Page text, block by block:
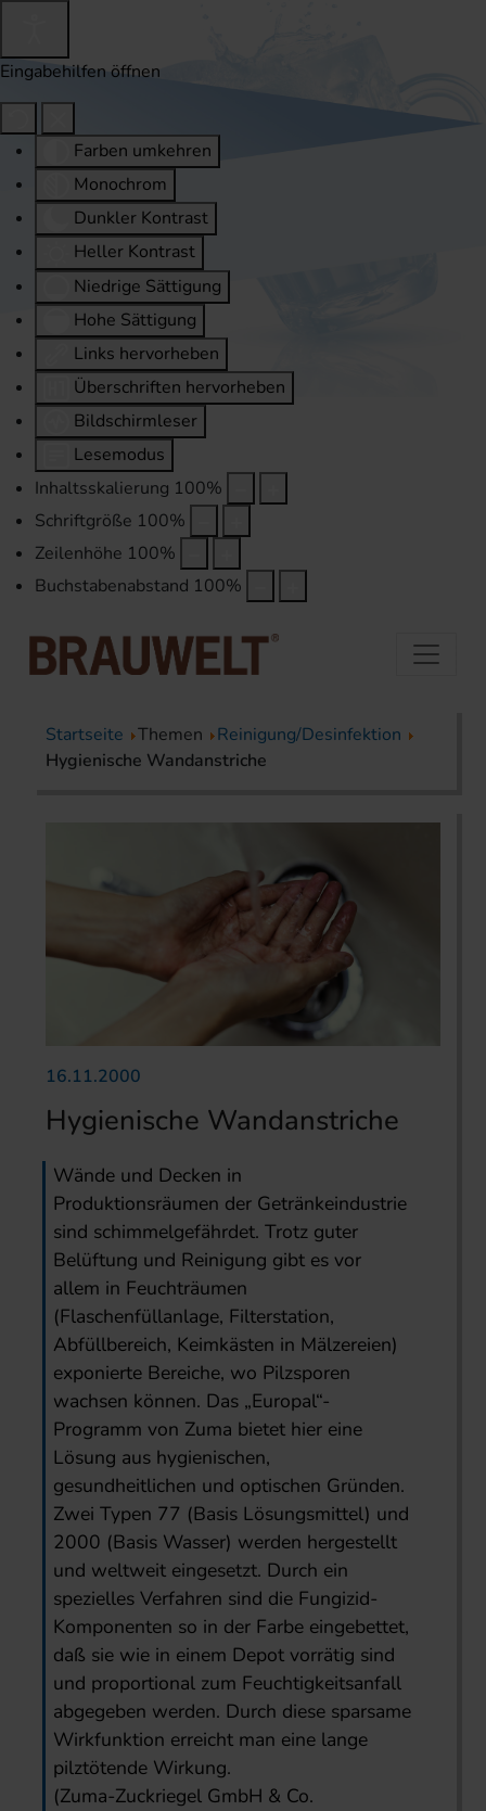
Eingabehilfen öffnen
Farben umkehren
Monochrom
Dunkler Kontrast
Heller Kontrast
Niedrige Sättigung
Hohe Sättigung
Links hervorheben
Überschriften hervorheben
Bildschirmleser
Lesemodus
Inhaltsskalierung 100%
Schriftgröße 100%
Zeilenhöhe 100%
Buchstabenabstand 100%
Startseite Themen
Reinigung/Desinfektion
Hygienische Wandanstriche
16.11.2000
Hygienische Wandanstriche
Wände und Decken in
Produktionsräumen der Getränkeindustrie
sind schimmelgefährdet. Trotz guter
Belüftung und Reinigung gibt es vor
allem in Feuchträumen
(Flaschenfüllanlage, Filterstation,
Abfüllbereich, Keimkästen in Mälzereien)
exponierte Bereiche, wo Pilzsporen
wachsen können. Das „Europal“-
Programm von Zuma bietet hier eine
Lösung aus hygienischen,
gesundheitlichen und optischen Gründen.
Zwei Typen 77 (Basis Lösungsmittel) und
2000 (Basis Wasser) werden hergestellt
und weltweit eingesetzt. Durch ein
spezielles Verfahren sind die Fungizid-
Komponenten so in der Farbe eingebettet,
daß sie wie in einem Depot vorrätig sind
und proportional zum Feuchtigkeitsanfall
abgegeben werden. Durch diese sparsame
Wirkfunktion erreicht man eine lange
pilztötende Wirkung.
(Zuma-Zuckriegel GmbH & Co.